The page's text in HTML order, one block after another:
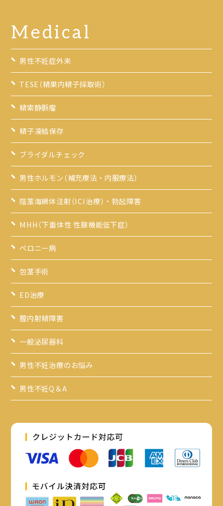
Medical
男性不妊症外来
TESE（精巣内精子採取術）
精索静脈瘤
精子凍結保存
ブライダルチェック
男性ホルモン（補充療法・内服療法）
陰茎海綿体注射（ICI治療）・勃起障害
MHH（下垂体性 性腺機能低下症）
ペロニー病
包茎手術
ED治療
膣内射精障害
一般泌尿器科
男性不妊治療のお悩み
男性不妊Q＆A